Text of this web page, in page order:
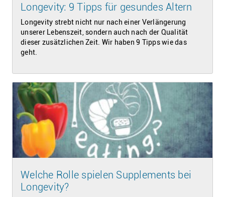
Longevity: 9 Tipps für gesundes Altern
Longevity strebt nicht nur nach einer Verlängerung
unserer Lebenszeit, sondern auch nach der Qualität
dieser zusätzlichen Zeit. Wir haben 9 Tipps wie das
geht.
Welche Rolle spielen Supplements bei
Longevity?